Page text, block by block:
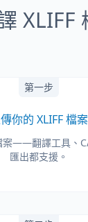
XLIFF
第一步
你的 XLIFF 檔案
案——翻譯工具、
匯出都支援。